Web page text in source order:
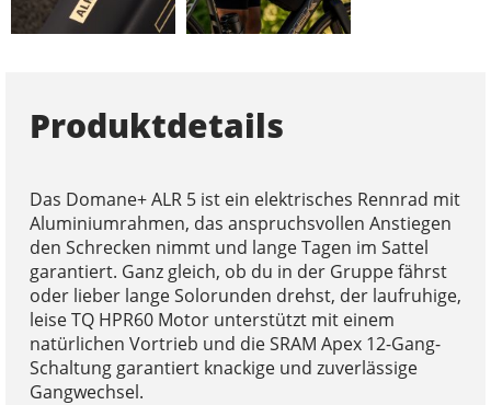
Produktdetails
Das Domane+ ALR 5 ist ein elektrisches Rennrad mit
Aluminiumrahmen, das anspruchsvollen Anstiegen
den Schrecken nimmt und lange Tagen im Sattel
garantiert. Ganz gleich, ob du in der Gruppe fährst
oder lieber lange Solorunden drehst, der laufruhige,
leise TQ HPR60 Motor unterstützt mit einem
natürlichen Vortrieb und die SRAM Apex 12-Gang-
Schaltung garantiert knackige und zuverlässige
Gangwechsel.